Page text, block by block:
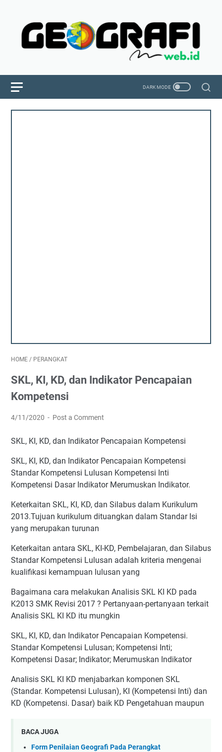
HOME / PERANGKAT
SKL, KI, KD, dan Indikator Pencapaian
Kompetensi
4/11/2020 Post a Comment
SKL, KI, KD, dan Indikator Pencapaian Kompetensi
SKL, KI, KD, dan Indikator Pencapaian Kompetensi
Standar Kompetensi Lulusan Kompetensi Inti
Kompetensi Dasar Indikator Merumuskan Indikator.
Keterkaitan SKL, KI, KD, dan Silabus dalam Kurikulum
2013.Tujuan kurikulum dituangkan dalam Standar Isi
yang merupakan turunan
Keterkaitan antara SKL, KI-KD, Pembelajaran, dan Silabus
Standar Kompetensi Lulusan adalah kriteria mengenai
kualifikasi kemampuan lulusan yang
Bagaimana cara melakukan Analisis SKL KI KD pada
K2013 SMK Revisi 2017 ? Pertanyaan-pertanyaan terkait
Analisis SKL KI KD itu mungkin
SKL, KI, KD, dan Indikator Pencapaian Kompetensi.
Standar Kompetensi Lulusan; Kompetensi Inti;
Kompetensi Dasar; Indikator; Merumuskan Indikator
Analisis SKL KI KD menjabarkan komponen SKL
(Standar. Kompetensi Lulusan), KI (Kompetensi Inti) dan
KD (Kompetensi. Dasar) baik KD Pengetahuan maupun
BACA JUGA
Form Penilaian Geografi Pada Perangkat